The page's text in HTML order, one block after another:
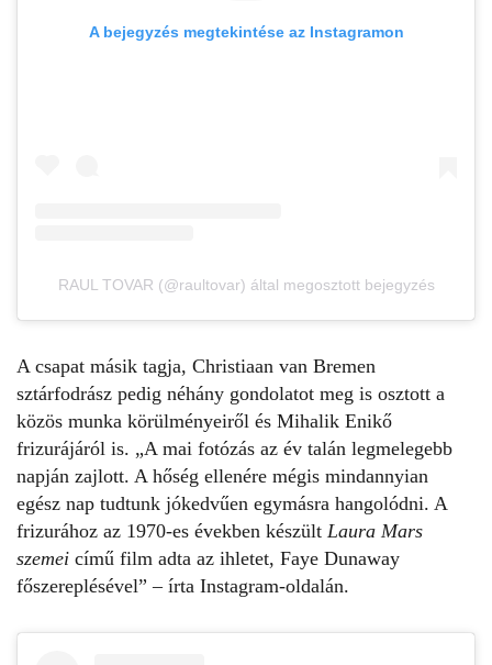
A bejegyzés megtekintése az Instagramon
RAUL TOVAR (@raultovar) által megosztott bejegyzés
A csapat másik tagja, Christiaan van Bremen
sztárfodrász pedig néhány gondolatot meg is osztott a
közös munka körülményeiről és Mihalik Enikő
frizurájáról is. „A mai fotózás az év talán legmelegebb
napján zajlott. A hőség ellenére mégis mindannyian
egész nap tudtunk jókedvűen egymásra hangolódni. A
frizurához az 1970-es években készült Laura Mars
szemei című film adta az ihletet, Faye Dunaway
főszereplésével” – írta Instagram-oldalán.